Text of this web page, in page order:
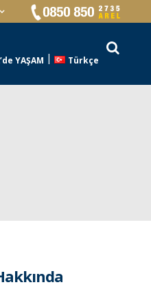
YAŞAM Türkçe